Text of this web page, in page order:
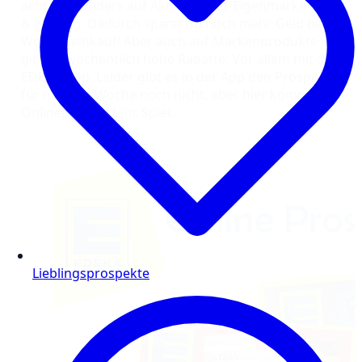
achte besonders auf Aktionen der Eigenmarke gut
& günstig. Dadurch sparst du noch mehr Geld beim
Wocheneinkauf! Aber auch auf Markenprodukte
gibt es wöchentlich hohe Rabatte. Vor allem mit der
EDEKA-App. Leider gibt es in der App den Prospekt
für nächste Woche noch nicht, aber hier kommt
Onlineprospekt ins Spiel.
Lieblingsprospekte